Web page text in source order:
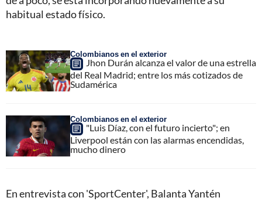
habitual estado físico.
Colombianos en el exterior
Jhon Durán alcanza el valor de una estrella
del Real Madrid; entre los más cotizados de
Sudamérica
Colombianos en el exterior
"Luis Díaz, con el futuro incierto"; en
Liverpool están con las alarmas encendidas,
mucho dinero
En entrevista con 'SportCenter', Balanta Yantén